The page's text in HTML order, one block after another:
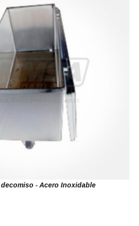
decomiso - Acero Inoxidable